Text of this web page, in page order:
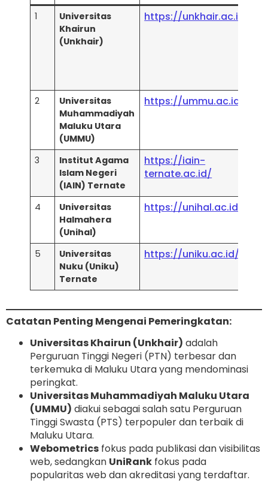
1
Universitas
Khairun
(Unkhair)
https://unkhair.ac.id/
2
Universitas
Muhammadiyah
Maluku Utara
(UMMU)
https://ummu.ac.id/
3
Institut Agama
Islam Negeri
(IAIN) Ternate
https://iain-
ternate.ac.id/
4
Universitas
Halmahera
(Unihal)
https://unihal.ac.id/
5
Universitas
Nuku (Uniku)
Ternate
https://uniku.ac.id/
Catatan Penting Mengenai Pemeringkatan:
Universitas Khairun (Unkhair) adalah
Perguruan Tinggi Negeri (PTN) terbesar dan
terkemuka di Maluku Utara yang mendominasi
peringkat.
Universitas Muhammadiyah Maluku Utara
(UMMU) diakui sebagai salah satu Perguruan
Tinggi Swasta (PTS) terpopuler dan terbaik di
Maluku Utara.
Webometrics fokus pada publikasi dan visibilitas
web, sedangkan UniRank fokus pada
popularitas web dan akreditasi yang terdaftar.